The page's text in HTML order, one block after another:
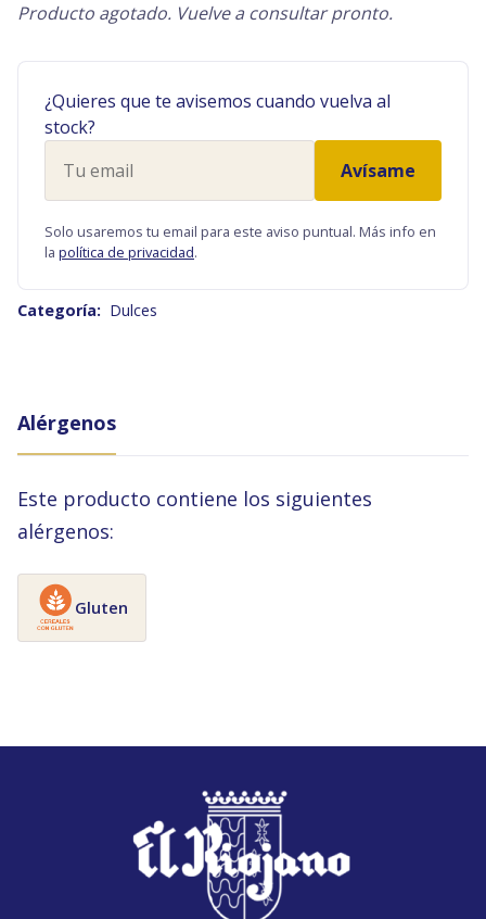
Producto agotado. Vuelve a consultar pronto.
¿Quieres que te avisemos cuando vuelva al
stock?
email
Avísame
Solo usaremos tu email para este aviso puntual. Más info en
la política de privacidad.
Categoría: Dulces
Alérgenos
Este producto contiene los siguientes
alérgenos:
Gluten